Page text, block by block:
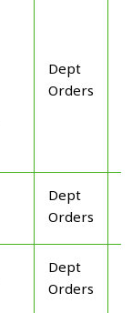
Dept
Orders
Dept
Orders
Dept
Orders